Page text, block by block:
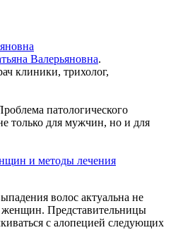
Валерьяновна.
клиники, трихолог,
патологического
только для мужчин, но и для
волос актуальна не
Представительницы
с алопецией следующих